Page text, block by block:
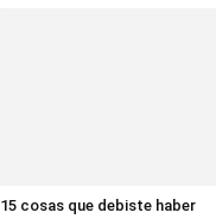
15 cosas que debiste haber